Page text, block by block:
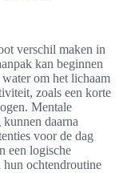
verschil maken in
kan beginnen
om het lichaam
zoals een korte
Mentale
daarna
voor de dag
een logische
ochtendroutine